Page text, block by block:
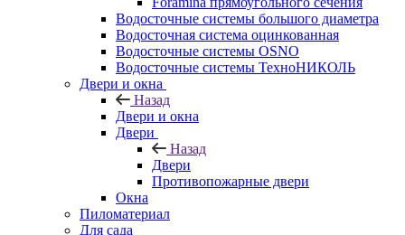
Водосточные системы большого диаметра
Водосточная система оцинкованная
Водосточные системы OSNO
Водосточные системы ТехноНИКОЛЬ
Двери и окна
Назад
Двери и окна
Двери
Назад
Двери
Противопожарные двери
Окна
Пиломатериал
Для сада